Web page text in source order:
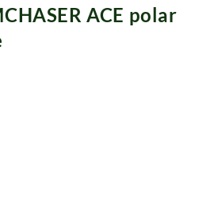
ACE polar